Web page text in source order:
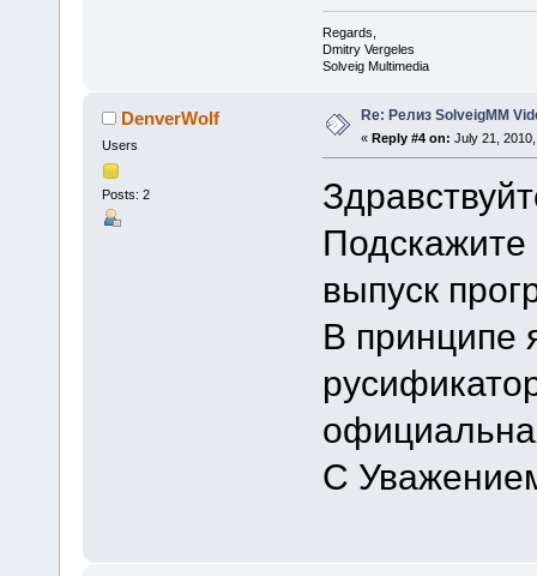
Regards,
Dmitry Vergeles
Solveig Multimedia
DenverWolf
Users
Posts: 2
Re: Релиз SolveigMM
« Reply #4 on: July 21,
Подскажите
выпуск
В принципе
С